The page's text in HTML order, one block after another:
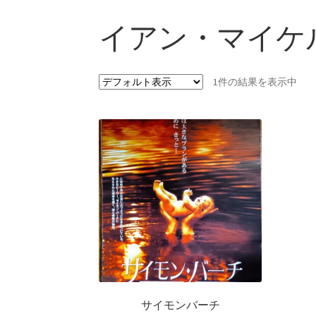
イアン・マイ
1件の結果を表示中
サイモンバーチ